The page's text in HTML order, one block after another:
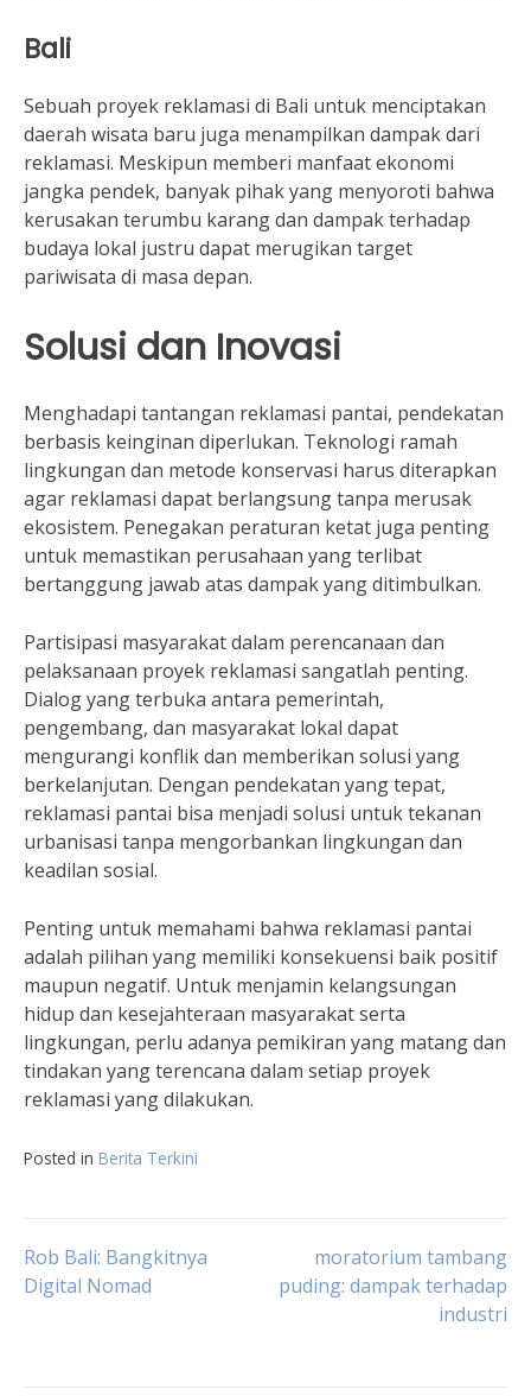
Bali
Sebuah proyek reklamasi di Bali untuk menciptakan
daerah wisata baru juga menampilkan dampak dari
reklamasi. Meskipun memberi manfaat ekonomi
jangka pendek, banyak pihak yang menyoroti bahwa
kerusakan terumbu karang dan dampak terhadap
budaya lokal justru dapat merugikan target
pariwisata di masa depan.
Solusi dan Inovasi
Menghadapi tantangan reklamasi pantai, pendekatan
berbasis keinginan diperlukan. Teknologi ramah
lingkungan dan metode konservasi harus diterapkan
agar reklamasi dapat berlangsung tanpa merusak
ekosistem. Penegakan peraturan ketat juga penting
untuk memastikan perusahaan yang terlibat
bertanggung jawab atas dampak yang ditimbulkan.
Partisipasi masyarakat dalam perencanaan dan
pelaksanaan proyek reklamasi sangatlah penting.
Dialog yang terbuka antara pemerintah,
pengembang, dan masyarakat lokal dapat
mengurangi konflik dan memberikan solusi yang
berkelanjutan. Dengan pendekatan yang tepat,
reklamasi pantai bisa menjadi solusi untuk tekanan
urbanisasi tanpa mengorbankan lingkungan dan
keadilan sosial.
Penting untuk memahami bahwa reklamasi pantai
adalah pilihan yang memiliki konsekuensi baik positif
maupun negatif. Untuk menjamin kelangsungan
hidup dan kesejahteraan masyarakat serta
lingkungan, perlu adanya pemikiran yang matang dan
tindakan yang terencana dalam setiap proyek
reklamasi yang dilakukan.
Posted in Berita Terkini
Navigasi
Rob Bali: Bangkitnya
Digital Nomad
moratorium tambang
puding: dampak terhadap
industri